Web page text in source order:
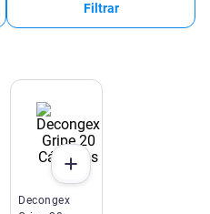
Filtrar
Decongex